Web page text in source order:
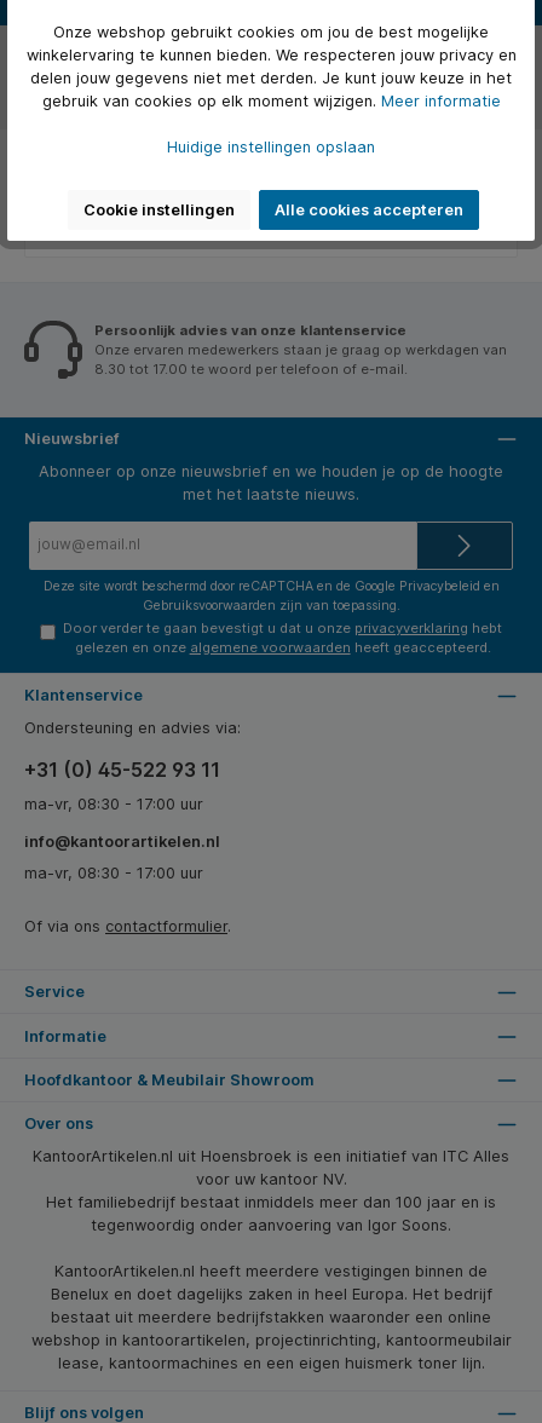
Over het merk
Beoordelingen
Persoonlijk advies van onze klantenservice
Onze ervaren medewerkers staan je graag op werkdagen van
8.30 tot 17.00 te woord per telefoon of e-mail.
Nieuwsbrief
Abonneer op onze nieuwsbrief en we houden je op de hoogte
met het laatste nieuws.
Deze site wordt beschermd door reCAPTCHA en de Google Privacybeleid en
Gebruiksvoorwaarden zijn van toepassing.
Door verder te gaan bevestigt u dat u onze privacyverklaring hebt
gelezen en onze algemene voorwaarden heeft geaccepteerd.
Klantenservice
Ondersteuning en advies via:
+31 (0) 45-522 93 11
ma-vr, 08:30 - 17:00 uur
info@kantoorartikelen.nl
ma-vr, 08:30 - 17:00 uur
Of via ons contactformulier.
Service
Informatie
Hoofdkantoor & Meubilair Showroom
Over ons
KantoorArtikelen.nl uit Hoensbroek is een initiatief van ITC Alles
voor uw kantoor NV.
Het familiebedrijf bestaat inmiddels meer dan 100 jaar en is
tegenwoordig onder aanvoering van Igor Soons.
KantoorArtikelen.nl heeft meerdere vestigingen binnen de
Benelux en doet dagelijks zaken in heel Europa. Het bedrijf
bestaat uit meerdere bedrijfstakken waaronder een online
webshop in kantoorartikelen, projectinrichting, kantoormeubilair
lease, kantoormachines en een eigen huismerk toner lijn.
Blijf ons volgen
Onze webshop gebruikt cookies om jou de best mogelijke
winkelervaring te kunnen bieden. We respecteren jouw privacy en
delen jouw gegevens niet met derden. Je kunt jouw keuze in het
gebruik van cookies op elk moment wijzigen. Meer informatie
Huidige instellingen opslaan
Cookie instellingen Alle cookies accepteren